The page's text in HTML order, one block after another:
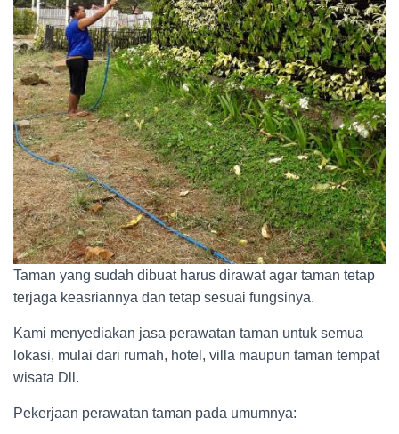
Taman yang sudah dibuat harus dirawat agar taman tetap
terjaga keasriannya dan tetap sesuai fungsinya.
Kami menyediakan jasa perawatan taman untuk semua
lokasi, mulai dari rumah, hotel, villa maupun taman tempat
wisata Dll.
Pekerjaan perawatan taman pada umumnya: